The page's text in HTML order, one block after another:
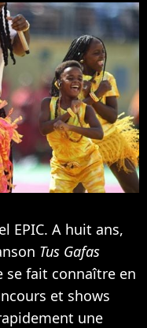
EPIC. A huit ans,
Tus Gafas
se fait connaître en
et shows
une